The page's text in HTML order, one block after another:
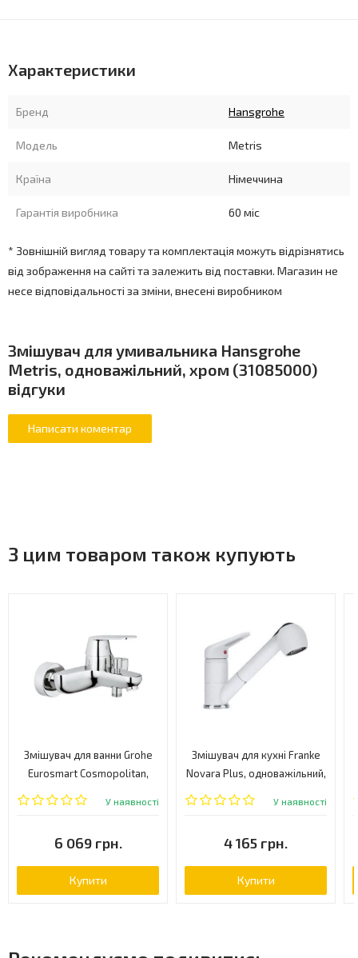
Характеристики
Бренд Hansgrohe
Модель Metris
Країна Німеччина
Гарантія виробника 60 міс
* Зовнішній вигляд товару та комплектація можуть відрізнятись
від зображення на сайті та залежить від поставки. Магазин не
несе відповідальності за зміни, внесені виробником
Змішувач для умивальника Hansgrohe
Metris, одноважільний, хром (31085000)
відгуки
З цим товаром також купують
Змішувач для ванни Grohe
Eurosmart Cosmopolitan,
одноважільний, хром
У наявності
6 069 грн.
Купити
Змішувач для кухні Franke
Novara Plus, одноважільний,
білий (115.0470.669)
У наявності
4 165 грн.
Купити